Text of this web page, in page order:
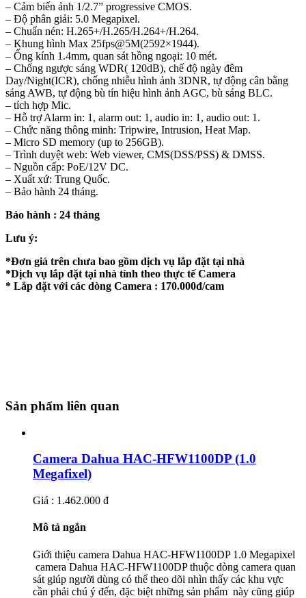
– Cảm biến ảnh 1/2.7” progressive CMOS.
– Độ phân giải: 5.0 Megapixel.
– Chuẩn nén: H.265+/H.265/H.264+/H.264.
– Khung hình Max 25fps@5M(2592×1944).
– Ống kính 1.4mm, quan sát hồng ngoại: 10 mét.
– Chống ngược sáng WDR( 120dB), chế độ ngày đêm
Day/Night(ICR), chống nhiễu hình ảnh 3DNR, tự động cân bằng
sáng AWB, tự động bù tín hiệu hình ảnh AGC, bù sáng BLC.
– tích hợp Mic.
– Hỗ trợ Alarm in: 1, alarm out: 1, audio in: 1, audio out: 1.
– Chức năng thông minh: Tripwire, Intrusion, Heat Map.
– Micro SD memory (up to 256GB).
– Trình duyệt web: Web viewer, CMS(DSS/PSS) & DMSS.
– Nguồn cấp: PoE/12V DC.
– Xuất xứ: Trung Quốc.
– Bảo hành 24 tháng.
Bảo hành : 24 tháng
Lưu ý:
*Đơn giá trên chưa bao gồm dịch vụ lắp đặt tại nhà
*Dịch vụ lắp đặt tại nhà tính theo thực tế Camera
* Lắp đặt với các dòng Camera : 170.000đ/cam
Sản phẩm liên quan
Camera Dahua HAC-HFW1100DP (1.0
Megafixel)
Giá : 1.462.000 đ
Mô tả ngắn
Giới thiệu camera Dahua HAC-HFW1100DP 1.0 Megapixel
camera Dahua HAC-HFW1100DP thuộc dòng camera quan
sát giúp người dùng có thể theo dõi nhìn thấy các khu vực
cần phải chú ý đến, đặc biệt những sản phẩm này cũng giúp